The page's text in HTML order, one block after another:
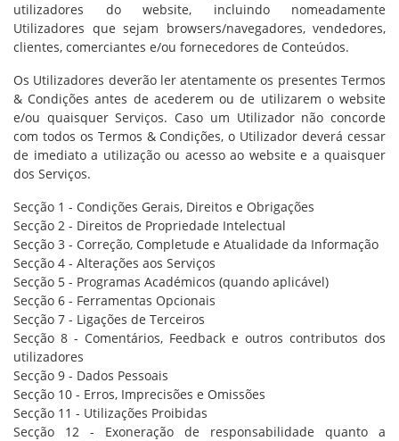
utilizadores do website, incluindo nomeadamente
Utilizadores que sejam browsers/navegadores, vendedores,
clientes, comerciantes e/ou fornecedores de Conteúdos.
Os Utilizadores deverão ler atentamente os presentes Termos
& Condições antes de acederem ou de utilizarem o website
e/ou quaisquer Serviços. Caso um Utilizador não concorde
com todos os Termos & Condições, o Utilizador deverá cessar
de imediato a utilização ou acesso ao website e a quaisquer
dos Serviços.
Secção 1 - Condições Gerais, Direitos e Obrigações
Secção 2 - Direitos de Propriedade Intelectual
Secção 3 - Correção, Completude e Atualidade da Informação
Secção 4 - Alterações aos Serviços
Secção 5 - Programas Académicos (quando aplicável)
Secção 6 - Ferramentas Opcionais
Secção 7 - Ligações de Terceiros
Secção 8 - Comentários, Feedback e outros contributos dos
utilizadores
Secção 9 - Dados Pessoais
Secção 10 - Erros, Imprecisões e Omissões
Secção 11 - Utilizações Proibidas
Secção 12 - Exoneração de responsabilidade quanto a